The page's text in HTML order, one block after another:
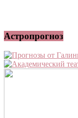
Астропрогноз